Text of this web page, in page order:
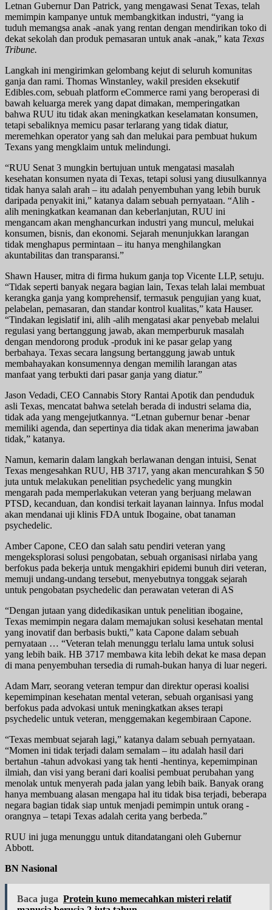
Letnan Gubernur Dan Patrick, yang mengawasi Senat Texas, telah
memimpin kampanye untuk membangkitkan industri, “yang ia
tuduh memangsa anak -anak yang rentan dengan mendirikan toko di
dekat sekolah dan produk pemasaran untuk anak -anak,” kata Texas
Tribune.
Langkah ini mengirimkan gelombang kejut di seluruh komunitas
ganja dan rami. Thomas Winstanley, wakil presiden eksekutif
Edibles.com, sebuah platform eCommerce rami yang beroperasi di
bawah keluarga merek yang dapat dimakan, memperingatkan
bahwa RUU itu tidak akan meningkatkan keselamatan konsumen,
tetapi sebaliknya memicu pasar terlarang yang tidak diatur,
meremehkan operator yang sah dan melukai para pembuat hukum
Texans yang mengklaim untuk melindungi.
“RUU Senat 3 mungkin bertujuan untuk mengatasi masalah
kesehatan konsumen nyata di Texas, tetapi solusi yang diusulkannya
tidak hanya salah arah – itu adalah penyembuhan yang lebih buruk
daripada penyakit ini,” katanya dalam sebuah pernyataan. “Alih -
alih meningkatkan keamanan dan keberlanjutan, RUU ini
mengancam akan menghancurkan industri yang muncul, melukai
konsumen, bisnis, dan ekonomi. Sejarah menunjukkan larangan
tidak menghapus permintaan – itu hanya menghilangkan
akuntabilitas dan transparansi.”
Shawn Hauser, mitra di firma hukum ganja top Vicente LLP, setuju.
“Tidak seperti banyak negara bagian lain, Texas telah lalai membuat
kerangka ganja yang komprehensif, termasuk pengujian yang kuat,
pelabelan, pemasaran, dan standar kontrol kualitas,” kata Hauser.
“Tindakan legislatif ini, alih -alih mengatasi akar penyebab melalui
regulasi yang bertanggung jawab, akan memperburuk masalah
dengan mendorong produk -produk ini ke pasar gelap yang
berbahaya. Texas secara langsung bertanggung jawab untuk
membahayakan konsumennya dengan memilih larangan atas
manfaat yang terbukti dari pasar ganja yang diatur.”
Jason Vedadi, CEO Cannabis Story Rantai Apotik dan penduduk
asli Texas, mencatat bahwa setelah berada di industri selama dia,
tidak ada yang mengejutkannya. “Letnan gubernur benar -benar
memiliki agenda, dan sepertinya dia tidak akan menerima jawaban
tidak,” katanya.
Namun, kemarin dalam langkah berlawanan dengan intuisi, Senat
Texas mengesahkan RUU, HB 3717, yang akan mencurahkan $ 50
juta untuk melakukan penelitian psychedelic yang mungkin
mengarah pada memperlakukan veteran yang berjuang melawan
PTSD, kecanduan, dan kondisi terkait layanan lainnya. Infus modal
akan mendanai uji klinis FDA untuk Ibogaine, obat tanaman
psychedelic.
Amber Capone, CEO dan salah satu pendiri veteran yang
mengeksplorasi solusi pengobatan, sebuah organisasi nirlaba yang
berfokus pada bekerja untuk mengakhiri epidemi bunuh diri veteran,
memuji undang-undang tersebut, menyebutnya tonggak sejarah
untuk pengobatan psychedelic dan perawatan veteran di AS
“Dengan jutaan yang didedikasikan untuk penelitian ibogaine,
Texas memimpin negara dalam memajukan solusi kesehatan mental
yang inovatif dan berbasis bukti,” kata Capone dalam sebuah
pernyataan … “Veteran telah menunggu terlalu lama untuk solusi
yang lebih baik. HB 3717 membawa kita lebih dekat ke masa depan
di mana penyembuhan tersedia di rumah-bukan hanya di luar negeri.
Adam Marr, seorang veteran tempur dan direktur operasi koalisi
kepemimpinan kesehatan mental veteran, sebuah organisasi yang
berfokus pada advokasi untuk meningkatkan akses terapi
psychedelic untuk veteran, menggemakan kegembiraan Capone.
“Texas membuat sejarah lagi,” katanya dalam sebuah pernyataan.
“Momen ini tidak terjadi dalam semalam – itu adalah hasil dari
bertahun -tahun advokasi yang tak henti -hentinya, kepemimpinan
ilmiah, dan visi yang berani dari koalisi pembuat perubahan yang
menolak untuk menyerah pada jalan yang lebih baik. Banyak orang
hanya membuang alasan mengapa hal itu tidak bisa terjadi, beberapa
negara bagian tidak siap untuk menjadi pemimpin untuk orang -
orangnya – tetapi Texas adalah cerita yang berbeda.”
RUU ini juga menunggu untuk ditandatangani oleh Gubernur
Abbott.
BN Nasional
Baca juga Protein kuno memecahkan misteri relatif